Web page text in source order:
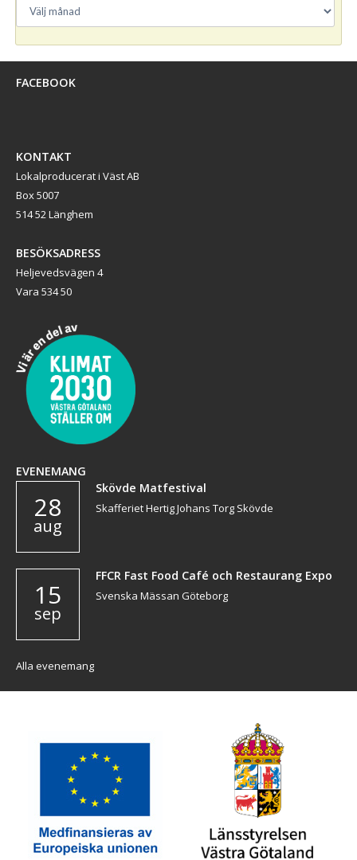
FACEBOOK
KONTAKT
Lokalproducerat i Väst AB
Box 5007
514 52 Länghem
BESÖKSADRESS
Heljevedsvägen 4
Vara 534 50
EVENEMANG
28
aug
Skövde Matfestival
Skafferiet Hertig Johans Torg Skövde
15
sep
FFCR Fast Food Café och Restaurang Expo
Svenska Mässan Göteborg
Alla evenemang